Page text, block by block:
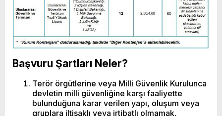
Başvuru Şartları Neler?
Terör örgütlerine veya Milli Güvenlik Kurulunca
devletin milli güvenliğine karşı faaliyette
bulunduğuna karar verilen yapı, oluşum veya
gruplara iltisaklı veya irtibatlı olmamak,